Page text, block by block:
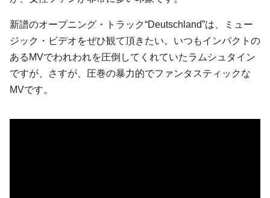
新譜のオープニング・トラック“Deutschland”は、ミュー
ジック・ビデオをぜひ観て頂きたい。いつもインパクトの
あるMVでわれわれを圧倒してくれていたラムシュタイン
ですが、さすが、圧巻の暴力的でファンタスティックな
MVです。